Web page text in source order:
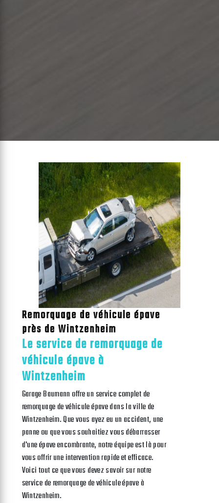
Remorquage de véhicule épave
près de Wintzenheim
Le service de remorquage de
véhicule épave à
Wintzenheim
Garage Baumann offre un service complet de
remorquage de véhicule épave dans la ville de
Wintzenheim. Que vous ayez eu un accident, une
panne ou que vous souhaitiez vous débarrasser
d'une épave encombrante, notre équipe est là pour
vous offrir une intervention rapide et efficace.
Voici tout ce que vous devez savoir sur notre
service de remorquage de véhicule épave à
Wintzenheim.